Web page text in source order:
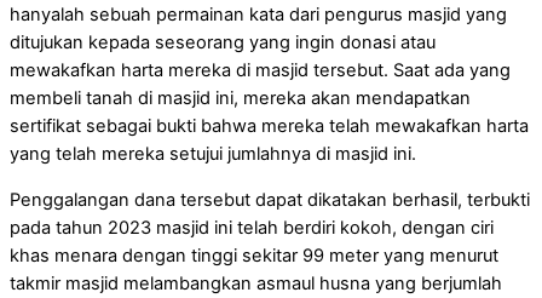
hanyalah sebuah permainan kata dari pengurus masjid yang
ditujukan kepada seseorang yang ingin donasi atau
mewakafkan harta mereka di masjid tersebut. Saat ada yang
membeli tanah di masjid ini, mereka akan mendapatkan
sertifikat sebagai bukti bahwa mereka telah mewakafkan harta
yang telah mereka setujui jumlahnya di masjid ini.
Penggalangan dana tersebut dapat dikatakan berhasil, terbukti
pada tahun 2023 masjid ini telah berdiri kokoh, dengan ciri
khas menara dengan tinggi sekitar 99 meter yang menurut
takmir masjid melambangkan asmaul husna yang berjumlah